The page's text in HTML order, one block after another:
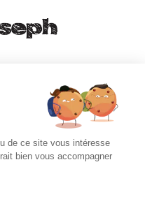
13001 MARSEILLE
de ce site vous intéresse
bien vous accompagner